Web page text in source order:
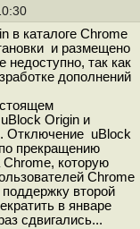
в каталоге Chrome
и размещено
так как
дополнений
Origin и
Отключение uBlock
прекращению
которую
Chrome
второй
в январе
сдвигались...